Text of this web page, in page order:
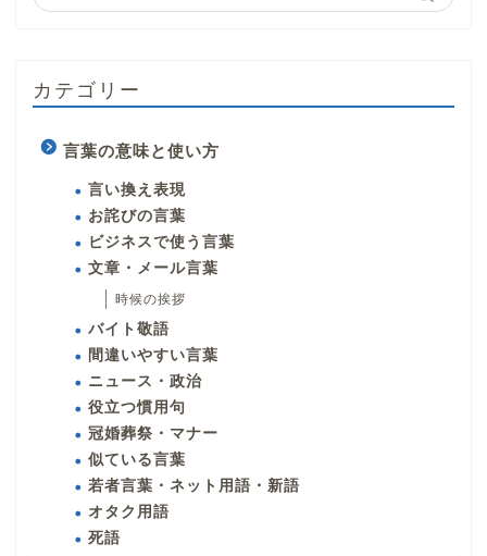
カテゴリー
言葉の意味と使い方
言い換え表現
お詫びの言葉
ビジネスで使う言葉
文章・メール言葉
時候の挨拶
バイト敬語
間違いやすい言葉
ニュース・政治
役立つ慣用句
冠婚葬祭・マナー
似ている言葉
若者言葉・ネット用語・新語
オタク用語
死語